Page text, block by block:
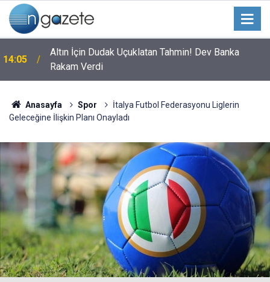
14:05
Altın İçin Dudak Uçuklatan Tahmin! Dev Banka
Rakam Verdi
Anasayfa Spor
İtalya Futbol Federasyonu Liglerin
Geleceğine İlişkin Planı Onayladı